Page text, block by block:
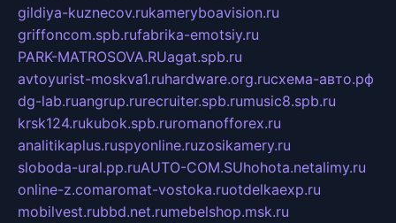
gildiya-kuznecov.rukameryboavision.ru
griffoncom.spb.rufabrika-emotsiy.ru
PARK-MATROSOVA.RUagat.spb.ru
avtoyurist-moskva1.ruhardware.org.ruсхема-авто.рф
dg-lab.ruangrup.rurecruiter.spb.rumusic8.spb.ru
krsk124.rukubok.spb.ruromanofforex.ru
analitikaplus.ruspyonline.ruzosikamery.ru
sloboda-ural.pp.ruAUTO-COM.SUhohota.netalimy.ru
online-z.comaromat-vostoka.ruotdelkaexp.ru
mobilvest.rubbd.net.rumebelshop.msk.ru